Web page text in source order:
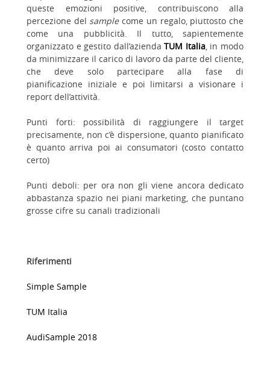
queste emozioni positive, contribuiscono alla
percezione del samplecome un regalo, piuttosto che
come una pubblicità. Il tutto, sapientemente
organizzato e gestito dall’aziendaTUM Italia, in modo
da minimizzare il carico di lavoro da parte del cliente,
che deve solo partecipare alla fase di
pianificazione iniziale e poi limitarsi a visionare i
report dell’attività.
Punti forti: possibilità di raggiungere il target
precisamente, non c’è dispersione, quanto pianificato
è quanto arriva poi ai consumatori (costo contatto
certo)
Punti deboli: per ora non gli viene ancora dedicato
abbastanza spazio nei piani marketing, che puntano
grosse cifre su canali tradizionali
Riferimenti
Simple Sample
TUM Italia
AudiSample 2018